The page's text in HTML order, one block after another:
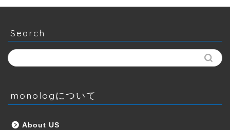
Search
monologについて
About US